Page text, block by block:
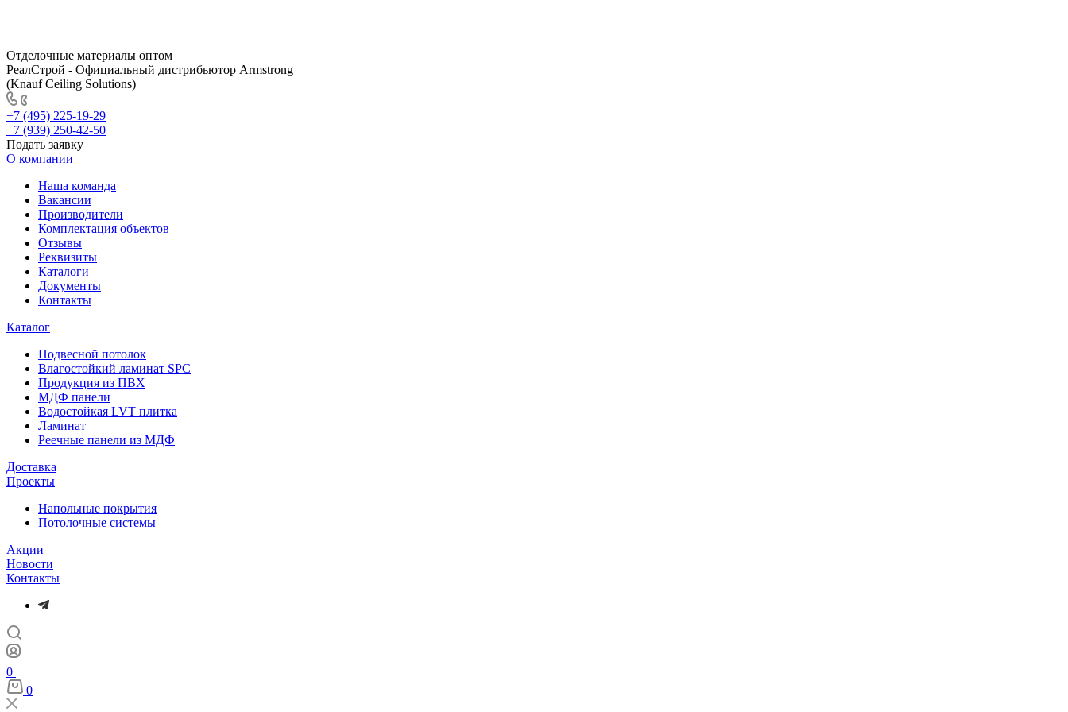
Отделочные материалы оптом
РеалСтрой - Официальный дистрибьютор Armstrong
(Knauf Ceiling Solutions)
+7 (495) 225-19-29
+7 (939) 250-42-50
Подать заявку
О компании
Наша команда
Вакансии
Производители
Комплектация объектов
Отзывы
Реквизиты
Каталоги
Документы
Контакты
Каталог
Подвесной потолок
Влагостойкий ламинат SPC
Продукция из ПВХ
МДФ панели
Водостойкая LVT плитка
Ламинат
Реечные панели из МДФ
Доставка
Проекты
Напольные покрытия
Потолочные системы
Акции
Новости
Контакты
0
0